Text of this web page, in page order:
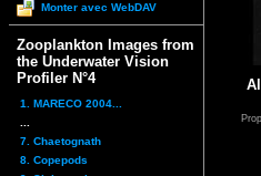
Monter avec WebDAV
Zooplankton Images from
the Underwater Vision
Profiler N°4
1. MARECO 2004...
7. Chaetognath
8. Copepods